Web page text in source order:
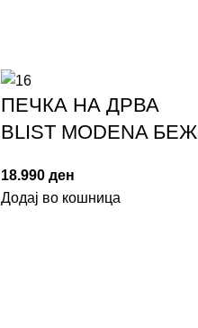
ПЕЧКА НА ДРВА
BLIST MODENA БЕЖ
18.990 ден
Додај во кошница